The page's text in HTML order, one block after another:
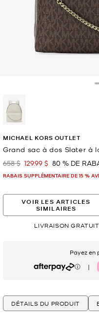
MICHAEL KORS OUTLET
Grand sac à dos Slater à
était
658 $ maintenant
129.99 $ 80 % DE
RABAIS SUPPLÉMENTAIRE DE 15 %
VOIR LES ARTICLES
SIMILAIRES
LIVRAISON
Payez en
Afterpay |
DÉTAILS DU PRODUIT